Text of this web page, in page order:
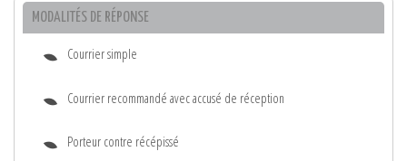
MODALITÉS DE RÉPONSE
Courrier simple
Courrier recommandé avec accusé de réception
Porteur contre récépissé